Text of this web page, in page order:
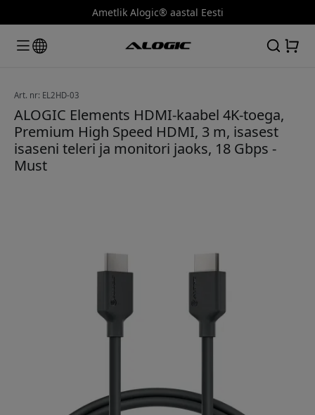
Ametlik Alogic® aastal Eesti
Art. nr: EL2HD-03
ALOGIC Elements HDMI-kaabel 4K-toega,
Premium High Speed HDMI, 3 m, isasest
isaseni teleri ja monitori jaoks, 18 Gbps -
Must